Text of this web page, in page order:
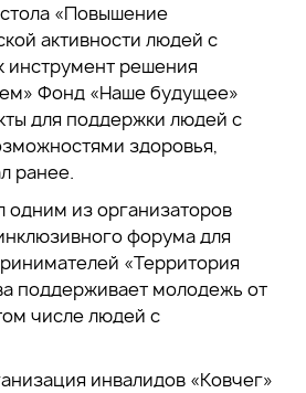
«Повышение
активности людей с
инструмент решения
Фонд «Наше будущее»
для поддержки людей с
здоровья,
ранее.
одним из организаторов
форума для
«Территория
поддерживает молодежь от
числе людей с
инвалидов «Ковчег»